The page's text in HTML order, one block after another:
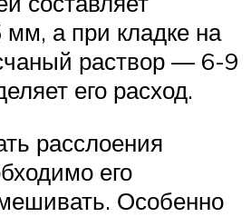
а при кладке на
раствор — 6-9
его расход.
расслоения
его
Особенно